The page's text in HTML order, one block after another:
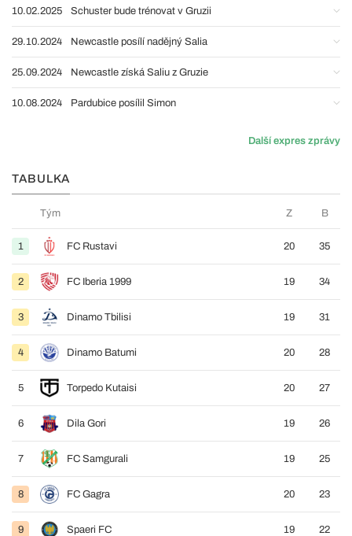
10.02.2025 Schuster bude trénovat v Gruzii
29.10.2024 Newcastle posílí nadějný Salia
25.09.2024 Newcastle získá Saliu z Gruzie
10.08.2024 Pardubice posílil Simon
Další expres zprávy
TABULKA
Tým Z B
1 FC Rustavi 20 35
2 FC Iberia 1999 19 34
3 Dinamo Tbilisi 19 31
4 Dinamo Batumi 20 28
5 Torpedo Kutaisi 20 27
6 Dila Gori 19 26
7 FC Samgurali 19 25
8 FC Gagra 20 23
9 Spaeri FC 19 22